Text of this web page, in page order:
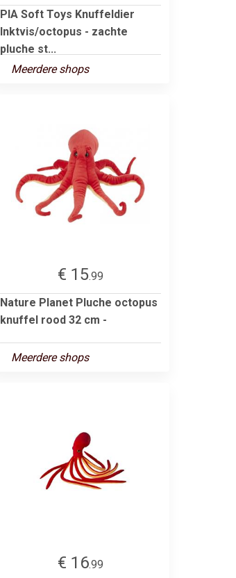
PIA Soft Toys Knuffeldier
Inktvis/octopus - zachte
pluche st...
Meerdere shops
€ 15.99
Nature Planet Pluche octopus
knuffel rood 32 cm -
Meerdere shops
€ 16.99